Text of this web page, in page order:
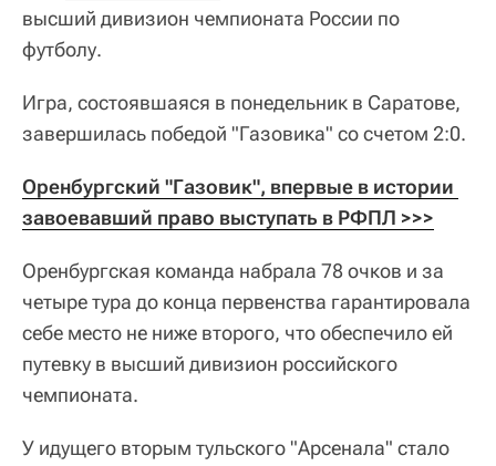
высший дивизион чемпионата России по
футболу.
Игра, состоявшаяся в понедельник в Саратове,
завершилась победой "Газовика" со счетом 2:0.
Оренбургский "Газовик", впервые в истории
завоевавший право выступать в РФПЛ >>>
Оренбургская команда набрала 78 очков и за
четыре тура до конца первенства гарантировала
себе место не ниже второго, что обеспечило ей
путевку в высший дивизион российского
чемпионата.
У идущего вторым тульского "Арсенала" стало